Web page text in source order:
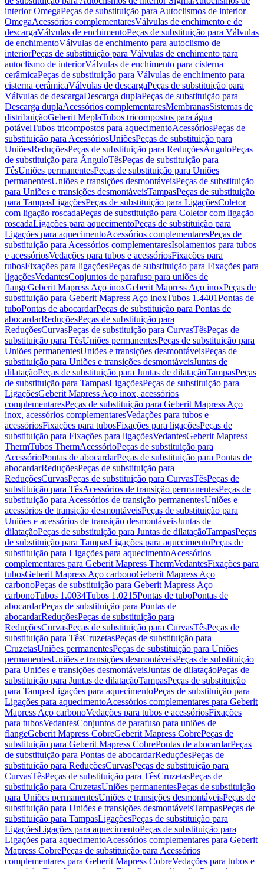
interior OmegaPeças de substituição para Autoclismos de interior
OmegaAcessórios complementaresVálvulas de enchimento e de
descargaVálvulas de enchimentoPeças de substituição para Válvulas
de enchimentoVálvulas de enchimento para autoclismo de
interiorPeças de substituição para Válvulas de enchimento para
autoclismo de interiorVálvulas de enchimento para cisterna
cerâmicaPeças de substituição para Válvulas de enchimento para
cisterna cerâmicaVálvulas de descargaPeças de substituição para
Válvulas de descargaDescarga duplaPeças de substituição para
Descarga duplaAcessórios complementaresMembranasSistemas de
distribuiçãoGeberit MeplaTubos tricompostos para água
potávelTubos tricompostos para aquecimentoAcessóriosPeças de
substituição para AcessóriosUniõesPeças de substituição para
UniõesReduçõesPeças de substituição para ReduçõesÂnguloPeças
de substituição para ÂnguloTêsPeças de substituição para
TêsUniões permanentesPeças de substituição para Uniões
permanentesUniões e transições desmontáveisPeças de substituição
para Uniões e transições desmontáveisTampasPeças de substituição
para TampasLigaçõesPeças de substituição para LigaçõesColetor
com ligação roscadaPeças de substituição para Coletor com ligação
roscadaLigações para aquecimentoPeças de substituição para
Ligações para aquecimentoAcessórios complementaresPeças de
substituição para Acessórios complementaresIsolamentos para tubos
e acessóriosVedações para tubos e acessóriosFixações para
tubosFixações para ligaçõesPeças de substituição para Fixações para
ligaçõesVedantesConjuntos de parafuso para uniões de
flangeGeberit Mapress Aço inoxGeberit Mapress Aço inoxPeças de
substituição para Geberit Mapress Aço inoxTubos 1.4401Pontas de
tuboPontas de abocardarPeças de substituição para Pontas de
abocardarReduçõesPeças de substituição para
ReduçõesCurvasPeças de substituição para CurvasTêsPeças de
substituição para TêsUniões permanentesPeças de substituição para
Uniões permanentesUniões e transições desmontáveisPeças de
substituição para Uniões e transições desmontáveisJuntas de
dilataçãoPeças de substituição para Juntas de dilataçãoTampasPeças
de substituição para TampasLigaçõesPeças de substituição para
LigaçõesGeberit Mapress Aço inox, acessórios
complementaresPeças de substituição para Geberit Mapress Aço
inox, acessórios complementaresVedações para tubos e
acessóriosFixações para tubosFixações para ligaçõesPeças de
substituição para Fixações para ligaçõesVedantesGeberit Mapress
ThermTubos ThermAcessórioPeças de substituição para
AcessórioPontas de abocardarPeças de substituição para Pontas de
abocardarReduçõesPeças de substituição para
ReduçõesCurvasPeças de substituição para CurvasTêsPeças de
substituição para TêsAcessórios de transição permanentesPeças de
substituição para Acessórios de transição permanentesUniões e
acessórios de transição desmontáveisPeças de substituição para
Uniões e acessórios de transição desmontáveisJuntas de
dilataçãoPeças de substituição para Juntas de dilataçãoTampasPeças
de substituição para TampasLigações para aquecimentoPeças de
substituição para Ligações para aquecimentoAcessórios
complementares para Geberit Mapress ThermVedantesFixações para
tubosGeberit Mapress Aço carbonoGeberit Mapress Aço
carbonoPeças de substituição para Geberit Mapress Aço
carbonoTubos 1.0034Tubos 1.0215Pontas de tuboPontas de
abocardarPeças de substituição para Pontas de
abocardarReduçõesPeças de substituição para
ReduçõesCurvasPeças de substituição para CurvasTêsPeças de
substituição para TêsCruzetasPeças de substituição para
CruzetasUniões permanentesPeças de substituição para Uniões
permanentesUniões e transições desmontáveisPeças de substituição
para Uniões e transições desmontáveisJuntas de dilataçãoPeças de
substituição para Juntas de dilataçãoTampasPeças de substituição
para TampasLigações para aquecimentoPeças de substituição para
Ligações para aquecimentoAcessórios complementares para Geberit
Mapress Aço carbonoVedações para tubos e acessóriosFixações
para tubosVedantesConjuntos de parafuso para uniões de
flangeGeberit Mapress CobreGeberit Mapress CobrePeças de
substituição para Geberit Mapress CobrePontas de abocardarPeças
de substituição para Pontas de abocardarReduçõesPeças de
substituição para ReduçõesCurvasPeças de substituição para
CurvasTêsPeças de substituição para TêsCruzetasPeças de
substituição para CruzetasUniões permanentesPeças de substituição
para Uniões permanentesUniões e transições desmontáveisPeças de
substituição para Uniões e transições desmontáveisTampasPeças de
substituição para TampasLigaçõesPeças de substituição para
LigaçõesLigações para aquecimentoPeças de substituição para
Ligações para aquecimentoAcessórios complementares para Geberit
Mapress CobrePeças de substituição para Acessórios
complementares para Geberit Mapress CobreVedações para tubos e